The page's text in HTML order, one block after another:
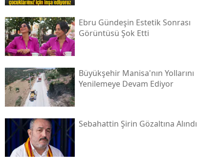
Ebru Gündeşin Estetik Sonrası
Görüntüsü Şok Etti
Büyükşehir Manisa'nın Yollarını
Yenilemeye Devam Ediyor
Sebahattin Şirin Gözaltına Alındı